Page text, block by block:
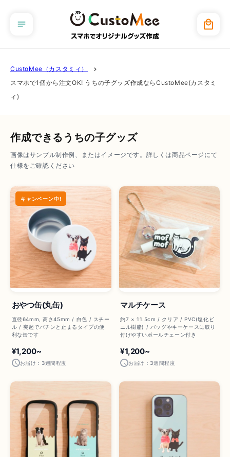
進む
ー
CustoMee（カスタミィ）
スマホで1個から注文OK! うちの子グッズ作成ならCustoMee(カスタミ
ィ)
作成できるうちの子グッズ
画像はサンプル制作例、またはイメージです。詳しくは商品ページにて
仕様をご確認ください
キャンペーン中!
おやつ缶(丸缶)
直径64mm, 高さ45mm / 白色 / スチー
ル / 突起でパチンと止まるタイプの便
利な缶です
¥1,200~
お届け：3週間程度
マルチケース
約7 × 11.5cm / クリア / PVC(塩化ビ
ニル樹脂) / バッグやキーケースに取り
付けやすいボールチェーン付き
¥1,200~
お届け：3週間程度